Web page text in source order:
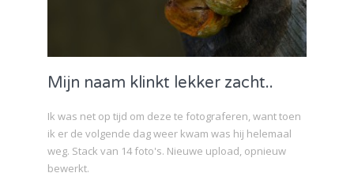
Mijn naam klinkt lekker zacht..
Ik was net op tijd om deze te fotograferen, want toen
ik er de volgende dag weer kwam was hij helemaal
weg. Stack van 14 foto's. Nieuwe upload, opnieuw
bewerkt.